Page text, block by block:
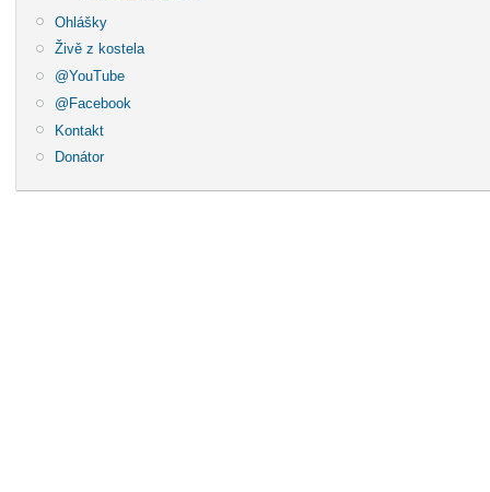
Ohlášky
Živě z kostela
@YouTube
@Facebook
Kontakt
Donátor